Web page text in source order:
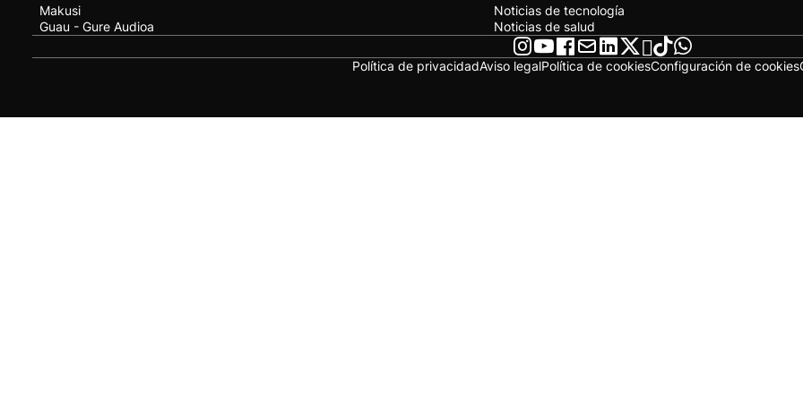
Makusi
Guau - Gure Audioa
Noticias de tecnología
Noticias de salud
Política de privacidadAviso legalPolítica de cookiesConfiguración de cookies